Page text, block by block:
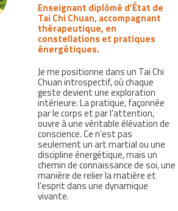
Enseignant diplômé d’État de
Tai Chi Chuan, accompagnant
thérapeutique, en
constellations et pratiques
énergétiques.
Je me positionne dans un Tai Chi
Chuan introspectif, où chaque
geste devient une exploration
intérieure. La pratique, façonnée
par le corps et par l’attention,
ouvre à une véritable élévation de
conscience. Ce n’est pas
seulement un art martial ou une
discipline énergétique, mais un
chemin de connaissance de soi, une
manière de relier la matière et
l’esprit dans une dynamique
vivante.